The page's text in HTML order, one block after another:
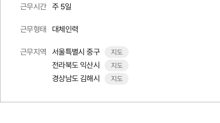
근무시간 주 5일
근무형태 대체인력
근무지역 서울특별시 중구 지도
전라북도 익산시 지도
경상남도 김해시 지도